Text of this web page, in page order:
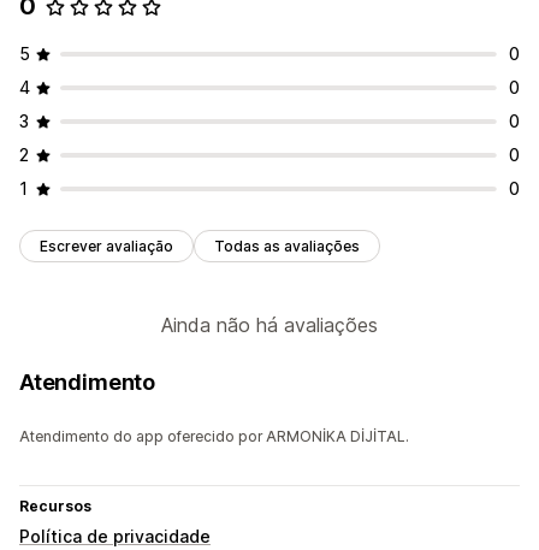
0
5
0
4
0
3
0
2
0
1
0
Escrever avaliação Todas as avaliações
Ainda não há avaliações
Atendimento
Atendimento do app oferecido por ARMONİKA DİJİTAL.
Recursos
Política de privacidade